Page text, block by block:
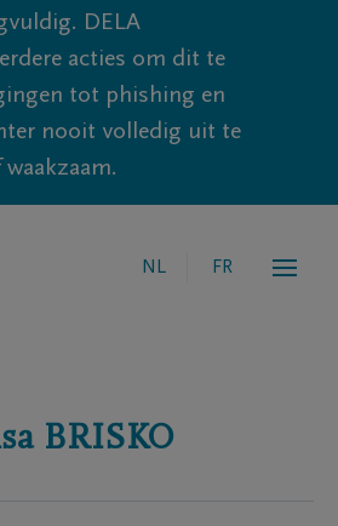
DELA
acties om dit te
tot phishing en
nooit volledig uit te
NL FR
BRISKO